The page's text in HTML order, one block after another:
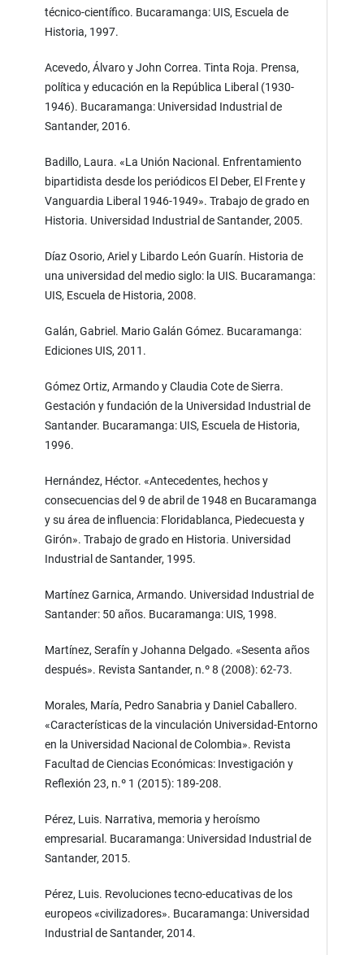
técnico-científico. Bucaramanga: UIS, Escuela de
Historia, 1997.
Acevedo, Álvaro y John Correa. Tinta Roja. Prensa,
política y educación en la República Liberal (1930-
1946). Bucaramanga: Universidad Industrial de
Santander, 2016.
Badillo, Laura. «La Unión Nacional. Enfrentamiento
bipartidista desde los periódicos El Deber, El Frente y
Vanguardia Liberal 1946-1949». Trabajo de grado en
Historia. Universidad Industrial de Santander, 2005.
Díaz Osorio, Ariel y Libardo León Guarín. Historia de
una universidad del medio siglo: la UIS. Bucaramanga:
UIS, Escuela de Historia, 2008.
Galán, Gabriel. Mario Galán Gómez. Bucaramanga:
Ediciones UIS, 2011.
Gómez Ortiz, Armando y Claudia Cote de Sierra.
Gestación y fundación de la Universidad Industrial de
Santander. Bucaramanga: UIS, Escuela de Historia,
1996.
Hernández, Héctor. «Antecedentes, hechos y
consecuencias del 9 de abril de 1948 en Bucaramanga
y su área de influencia: Floridablanca, Piedecuesta y
Girón». Trabajo de grado en Historia. Universidad
Industrial de Santander, 1995.
Martínez Garnica, Armando. Universidad Industrial de
Santander: 50 años. Bucaramanga: UIS, 1998.
Martínez, Serafín y Johanna Delgado. «Sesenta años
después». Revista Santander, n.º 8 (2008): 62-73.
Morales, María, Pedro Sanabria y Daniel Caballero.
«Características de la vinculación Universidad-Entorno
en la Universidad Nacional de Colombia». Revista
Facultad de Ciencias Económicas: Investigación y
Reflexión 23, n.º 1 (2015): 189-208.
Pérez, Luis. Narrativa, memoria y heroísmo
empresarial. Bucaramanga: Universidad Industrial de
Santander, 2015.
Pérez, Luis. Revoluciones tecno-educativas de los
europeos «civilizadores». Bucaramanga: Universidad
Industrial de Santander, 2014.